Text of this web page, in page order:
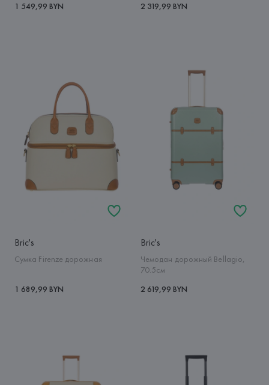
1 549,99 BYN 2 319,99 BYN
Bric's
Сумка Firenze дорожная
1 689,99 BYN
Bric's
Чемодан дорожный Bellagio,
70.5см
2 619,99 BYN